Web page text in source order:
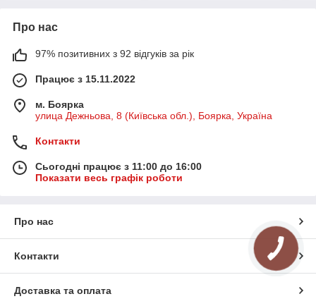
Про нас
97% позитивних з 92 відгуків за рік
Працює з 15.11.2022
м. Боярка
улица Дежньова, 8 (Київська обл.), Боярка, Україна
Контакти
Сьогодні працює з 11:00 до 16:00
Показати весь графік роботи
Про нас
Контакти
Доставка та оплата